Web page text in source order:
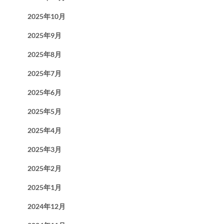
2025年10月
2025年9月
2025年8月
2025年7月
2025年6月
2025年5月
2025年4月
2025年3月
2025年2月
2025年1月
2024年12月